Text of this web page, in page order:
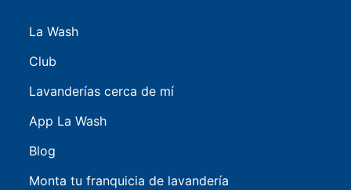
La Wash
Club
Lavanderías cerca de mí
App La Wash
Blog
Monta tu franquicia de lavandería